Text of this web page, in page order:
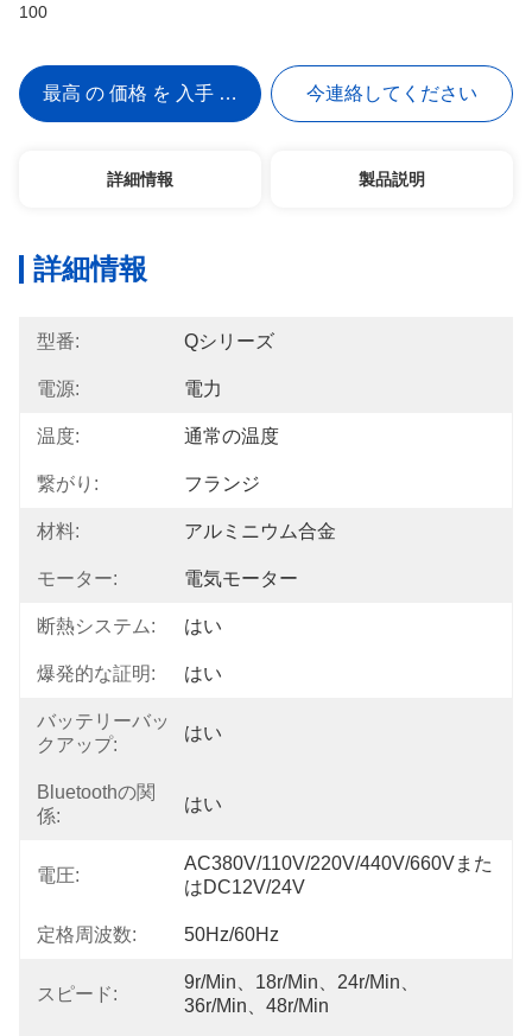
100
最高 の 価格 を 入手 する 今連絡してください
詳細情報 製品説明
詳細情報
型番: Qシリーズ
電源: 電力
温度: 通常の温度
繋がり: フランジ
材料: アルミニウム合金
モーター: 電気モーター
断熱システム: はい
爆発的な証明: はい
バッテリーバッ
クアップ:
はい
Bluetoothの関
係:
はい
電圧:
AC380V/110V/220V/440V/660Vまた
はDC12V/24V
定格周波数: 50Hz/60Hz
スピード:
9r/min、18r/min、24r/min、
36r/min、48r/min